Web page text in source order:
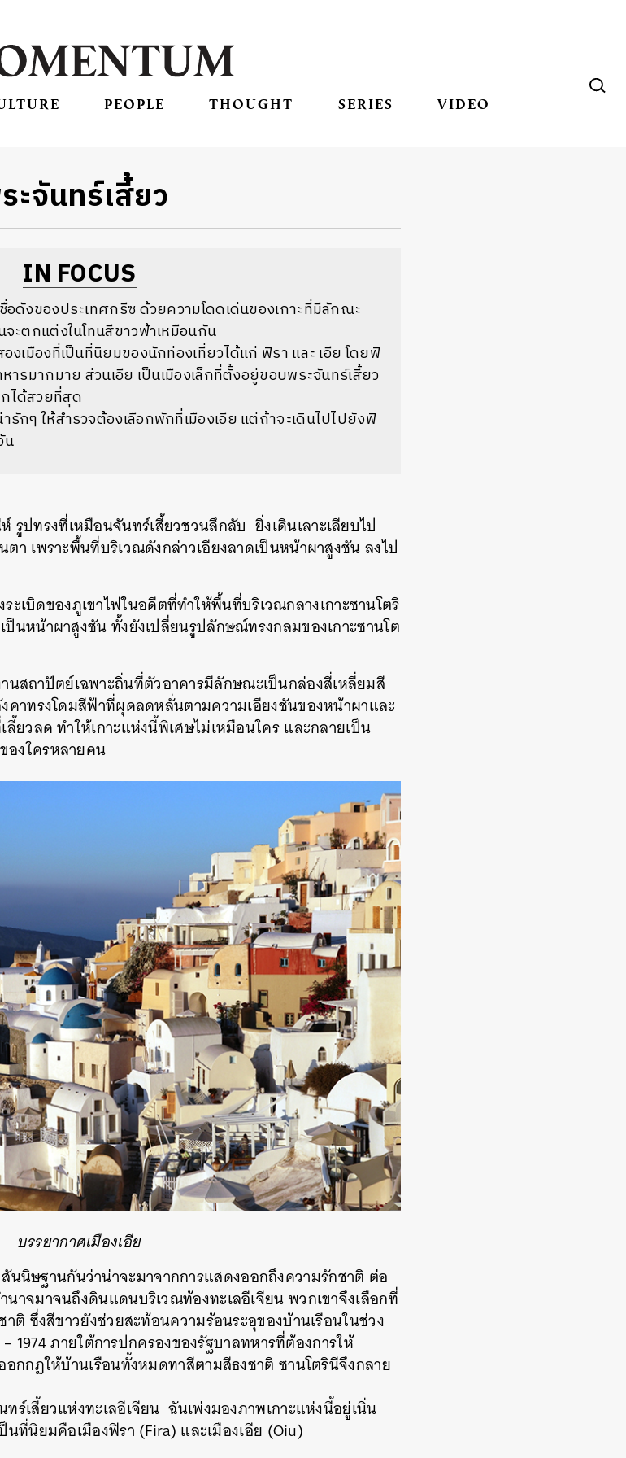
PEOPLE THOUGHT SERIES VIDEO
จันทร์เสี้ยว
IN FOCUS
อดังของประเทศกรีซ ด้วยความโดดเด่นของเกาะที่มีลักณะ
ะตกแต่งในโทนสีขาวฟ้าเหมือนกัน
งเมืองที่เป็นที่นิยมของนักท่องเที่ยวได้แก่ ฟิรา และ เอีย โดยฟิ
ารมากมาย ส่วนเอีย เป็นเมืองเล็กที่ตั้งอยู่ขอบพระจันทร์เสี้ยว
ได้สวยที่สุด
กๆ ให้สำรวจต้องเลือกพักที่เมืองเอีย แต่ถ้าจะเดินไปไปยังฟิ
น
รูปทรงที่เหมือนจันทร์เสี้ยวชวนลึกลับ ยิ่งเดินเลาะเลียบไป
า เพราะพื้นที่บริเวณดังกล่าวเอียงลาดเป็นหน้าผาสูงชัน ลงไป
เบิดของภูเขาไฟในอดีตที่ทำให้พื้นที่บริเวณกลางเกาะซานโตริ
นหน้าผาสูงชัน ทั้งยังเปลี่ยนรูปลักษณ์ทรงกลมของเกาะซานโต
สถาปัตย์เฉพาะถิ่นที่ตัวอาคารมีลักษณะเป็นกล่องสี่เหลี่ยมสี
คาทรงโดมสีฟ้าที่ผุดลดหลั่นตามความเอียงชันของหน้าผาและ
ยวลด ทำให้เกาะแห่งนี้พิเศษไม่เหมือนใคร และกลายเป็น
องใครหลายคน
บรรยากาศเมืองเอีย
นิษฐานกันว่าน่าจะมาจากการแสดงออกถึงความรักชาติ ต่อ
นาจมาจนถึงดินแดนบริเวณท้องทะเลอีเจียน พวกเขาจึงเลือกที่
ติ ซึ่งสีขาวยังช่วยสะท้อนความร้อนระอุของบ้านเรือนในช่วง
1974 ภายใต้การปกครองของรัฐบาลทหารที่ต้องการให้
กกฏให้บ้านเรือนทั้งหมดทาสีตามสีธงชาติ ซานโตรินีจึงกลาย
ร์เสี้ยวแห่งทะเลอีเจียน ฉันเพ่งมองภาพเกาะแห่งนี้อยู่เนิ่น
ที่นิยมคือเมืองฟิรา (Fira) และเมืองเอีย (Oiu)